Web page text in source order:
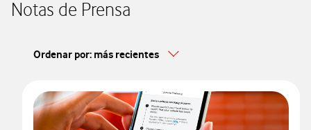
Notas de Prensa
Ordenar por: más recientes